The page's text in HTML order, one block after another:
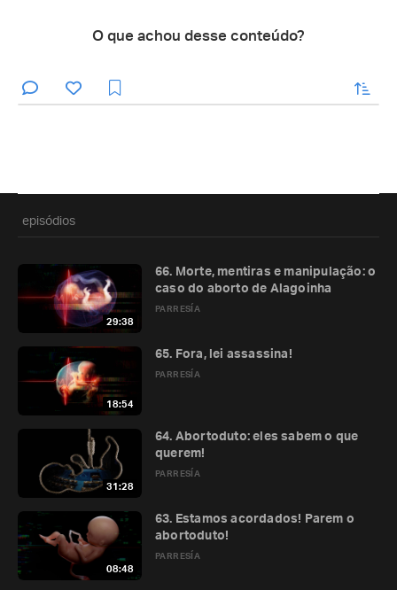
O que achou desse conteúdo?
enviar
episódios
29:38
PARRESÍA
66. Morte, mentiras e manipulação: o
caso do aborto de Alagoinha
18:54
PARRESÍA
65. Fora, lei assassina!
31:28
PARRESÍA
64. Abortoduto: eles sabem o que
querem!
08:48
PARRESÍA
63. Estamos acordados! Parem o
abortoduto!